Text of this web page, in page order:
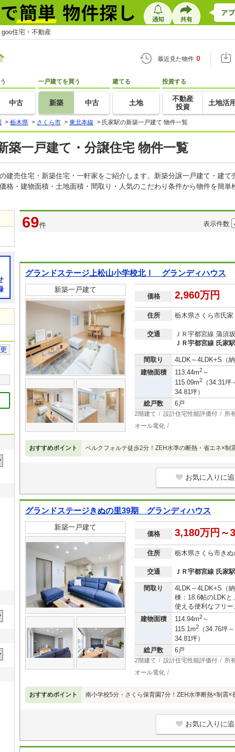
住宅・不動産
最近見た物件 0
中古
一戸建てを買う
新築 中古
建てる
土地
投資する
不動産
投資
土地活用
> 栃木県 > さくら市 > 東北本線 > 氏家駅の新築一戸建て 物件一覧
築一戸建て・分譲住宅 物件一覧
建売住宅・新築住宅・一軒家をご紹介します。新築分譲一戸建て・建
格・建物面積・土地面積・間取り・人気のこだわり条件から物件を簡
69件 表示件数
グランドステージ上松山小学校北Ⅰ グランディハウス
新築一戸建て
価格 2,960万円
住所 栃木県さくら市氏家
交通
ＪＲ宇都宮線 蒲須
ＪＲ宇都宮線 氏家
間取り
4LDK～4LDK+S（納
建物面積
113.44m2～
115.09m2
（34.31坪
34.81坪）
総戸数
6戸
2階建て 設計住宅性能評価付 所
オール電化
おすすめポイント ベルクフォルテ徒歩2分！ZEH水準の断熱・省エネ×制
お気に入りに
グランドステージきぬの里39期 グランディハウス
新築一戸建て
価格 3,180万円～
住所 栃木県さくら市きぬ
交通 ＪＲ宇都宮線 氏家
間取り
4LDK～4LDK+S（
棟：18.6帖のLDK
使える便利なフリー
建物面積
114.94m2～
115.1m2
（34.76坪～
34.81坪）
総戸数
6戸
2階建て 設計住宅性能評価付 所
オール電化
おすすめポイント 南小学校5分・さくら保育園7分！ZEH水準断熱×制震×
お気に入りに